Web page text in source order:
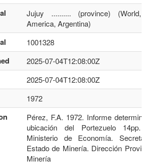
Jujuy .......... (province) (World,
America, Argentina)
1001328
2025-07-04T12:08:00Z
2025-07-04T12:08:00Z
1972
Pérez, F.A. 1972. Informe
ubicación del Portezuelo 14pp.
Ministerio de Economía.
Estado de Minería. Dirección
Minería